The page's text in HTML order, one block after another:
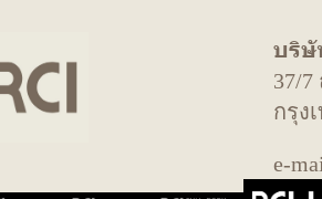
บริษั
37/
กรุง
e-